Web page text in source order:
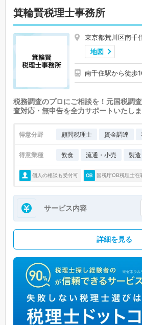
箕輪賢税理士事務所
東京都荒川区南千
地図
南千住駅から徒歩
税務調査のプロにご相談を！元国税調
査対応・無申告を全力サポートいたしま
得意分野 顧問税理士 資金調達
得意業種 飲食 流通・小売 製造
個人の相談も受付可 国税庁OB税理士在
サービス内容
詳細を見る